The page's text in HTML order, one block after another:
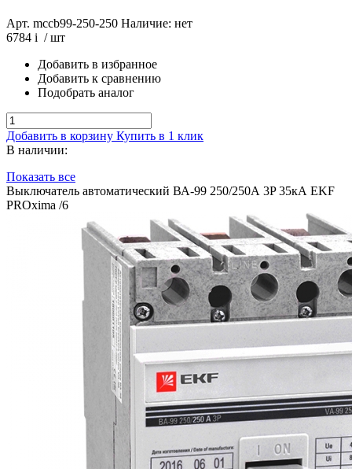
Арт. mccb99-250-250 Наличие: нет
6784 i / шт
Добавить в избранное
Добавить к сравнению
Подобрать аналог
Добавить в корзину Купить в 1 клик
В наличии:
Показать все
Выключатель автоматический ВА-99 250/250А 3P 35кА EKF
PROxima /6